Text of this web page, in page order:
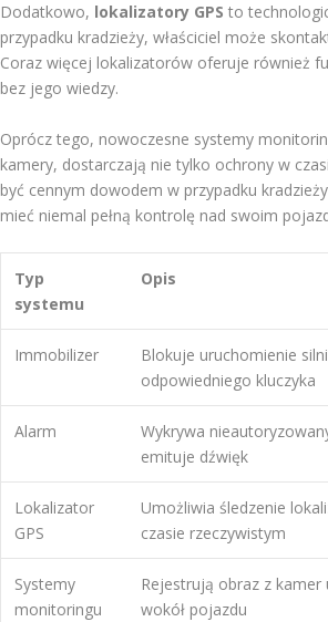
Dodatkowo, lokalizatory GPS to
przypadku kradzieży, właściciel może
Coraz więcej lokalizatorów oferuje również
bez jego wiedzy.
Oprócz tego, nowoczesne systemy
kamery, dostarczają nie tylko ochrony w
być cennym dowodem w przypadku
mieć niemal pełną kontrolę nad swoim
Typ
systemu
Opis
Immobilizer
Blokuje uruchomienie
odpowiedniego kluczyka
Alarm
Wykrywa
emituje dźwięk
Lokalizator
GPS
Umożliwia śledzenie
czasie rzeczywistym
Systemy
monitoringu
Rejestrują obraz z kamer
wokół pojazdu